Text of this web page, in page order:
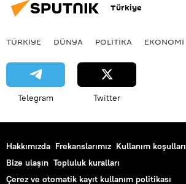
Türkiye
TÜRKIYE DÜNYA POLİTİKA EKONOMİ
Telegram Twitter
Hakkımızda Frekanslarımız Kullanım koşulları
Bize ulaşın Topluluk kuralları
Çerez ve otomatik kayıt kullanım politikası